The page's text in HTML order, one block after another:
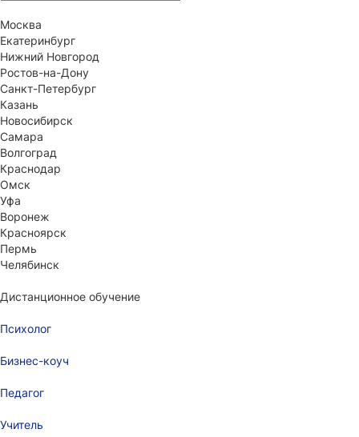
Москва
Екатеринбург
Нижний Новгород
Ростов-на-Дону
Санкт-Петербург
Казань
Новосибирск
Самара
Волгоград
Краснодар
Омск
Уфа
Воронеж
Красноярск
Пермь
Челябинск
Дистанционное обучение
Психолог
Бизнес-коуч
Педагог
Учитель